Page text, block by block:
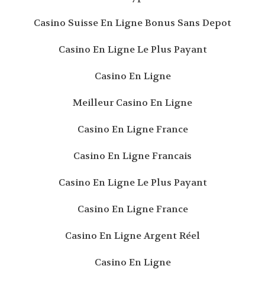
Casino Suisse En Ligne Bonus Sans Depot
Casino En Ligne Le Plus Payant
Casino En Ligne
Meilleur Casino En Ligne
Casino En Ligne France
Casino En Ligne Francais
Casino En Ligne Le Plus Payant
Casino En Ligne France
Casino En Ligne Argent Réel
Casino En Ligne